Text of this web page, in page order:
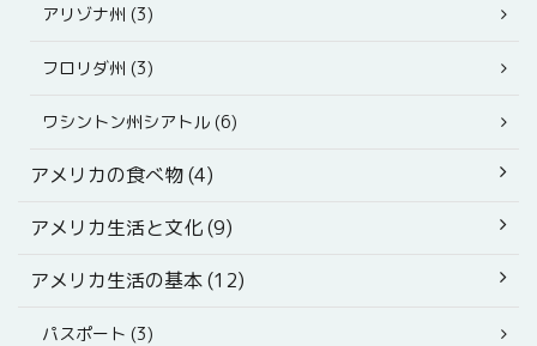
アリゾナ州 (3)
フロリダ州 (3)
ワシントン州シアトル (6)
アメリカの食べ物 (4)
アメリカ生活と文化 (9)
アメリカ生活の基本 (12)
パスポート (3)